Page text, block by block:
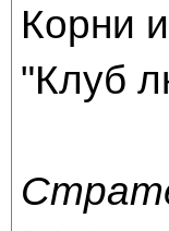
Корни
"Клуб